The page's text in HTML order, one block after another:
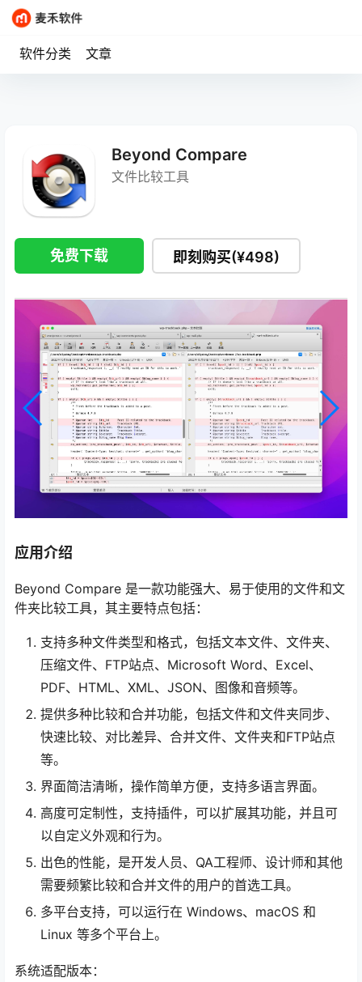
软件分类 文章
Beyond Compare
文件比较工具
免费下载 即刻购买(¥498)
应用介绍
Beyond Compare 是一款功能强大、易于使用的文件和文
件夹比较工具，其主要特点包括：
支持多种文件类型和格式，包括文本文件、文件夹、
压缩文件、FTP站点、Microsoft Word、Excel、
PDF、HTML、XML、JSON、图像和音频等。
提供多种比较和合并功能，包括文件和文件夹同步、
快速比较、对比差异、合并文件、文件夹和FTP站点
等。
界面简洁清晰，操作简单方便，支持多语言界面。
高度可定制性，支持插件，可以扩展其功能，并且可
以自定义外观和行为。
出色的性能，是开发人员、QA工程师、设计师和其他
需要频繁比较和合并文件的用户的首选工具。
多平台支持，可以运行在 Windows、macOS 和
Linux 等多个平台上。
系统适配版本：